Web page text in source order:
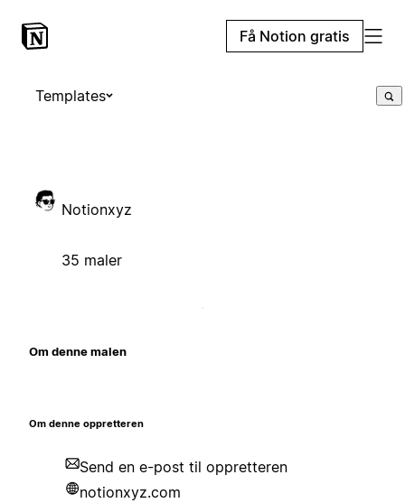
Få Notion gratis
Templates
Notionxyz
35 maler
Om denne malen
Om denne oppretteren
Send en e-post til oppretteren
notionxyz.com